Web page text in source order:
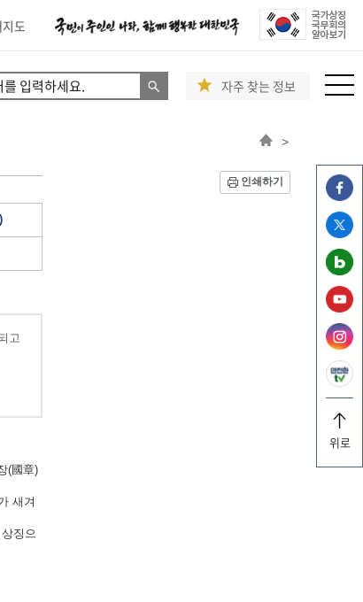
도
위로
자주 찾는 정보
>
인쇄하기
고
(國章)
새겨
징으